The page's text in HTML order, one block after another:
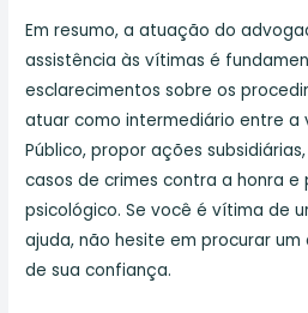
Em resumo, a atuação do
assistência às vítimas é
esclarecimentos sobre os
atuar como intermediário entre a
Público, propor ações
casos de crimes contra a honra e
psicológico. Se você é vítima de
ajuda, não hesite em procurar
de sua confiança.